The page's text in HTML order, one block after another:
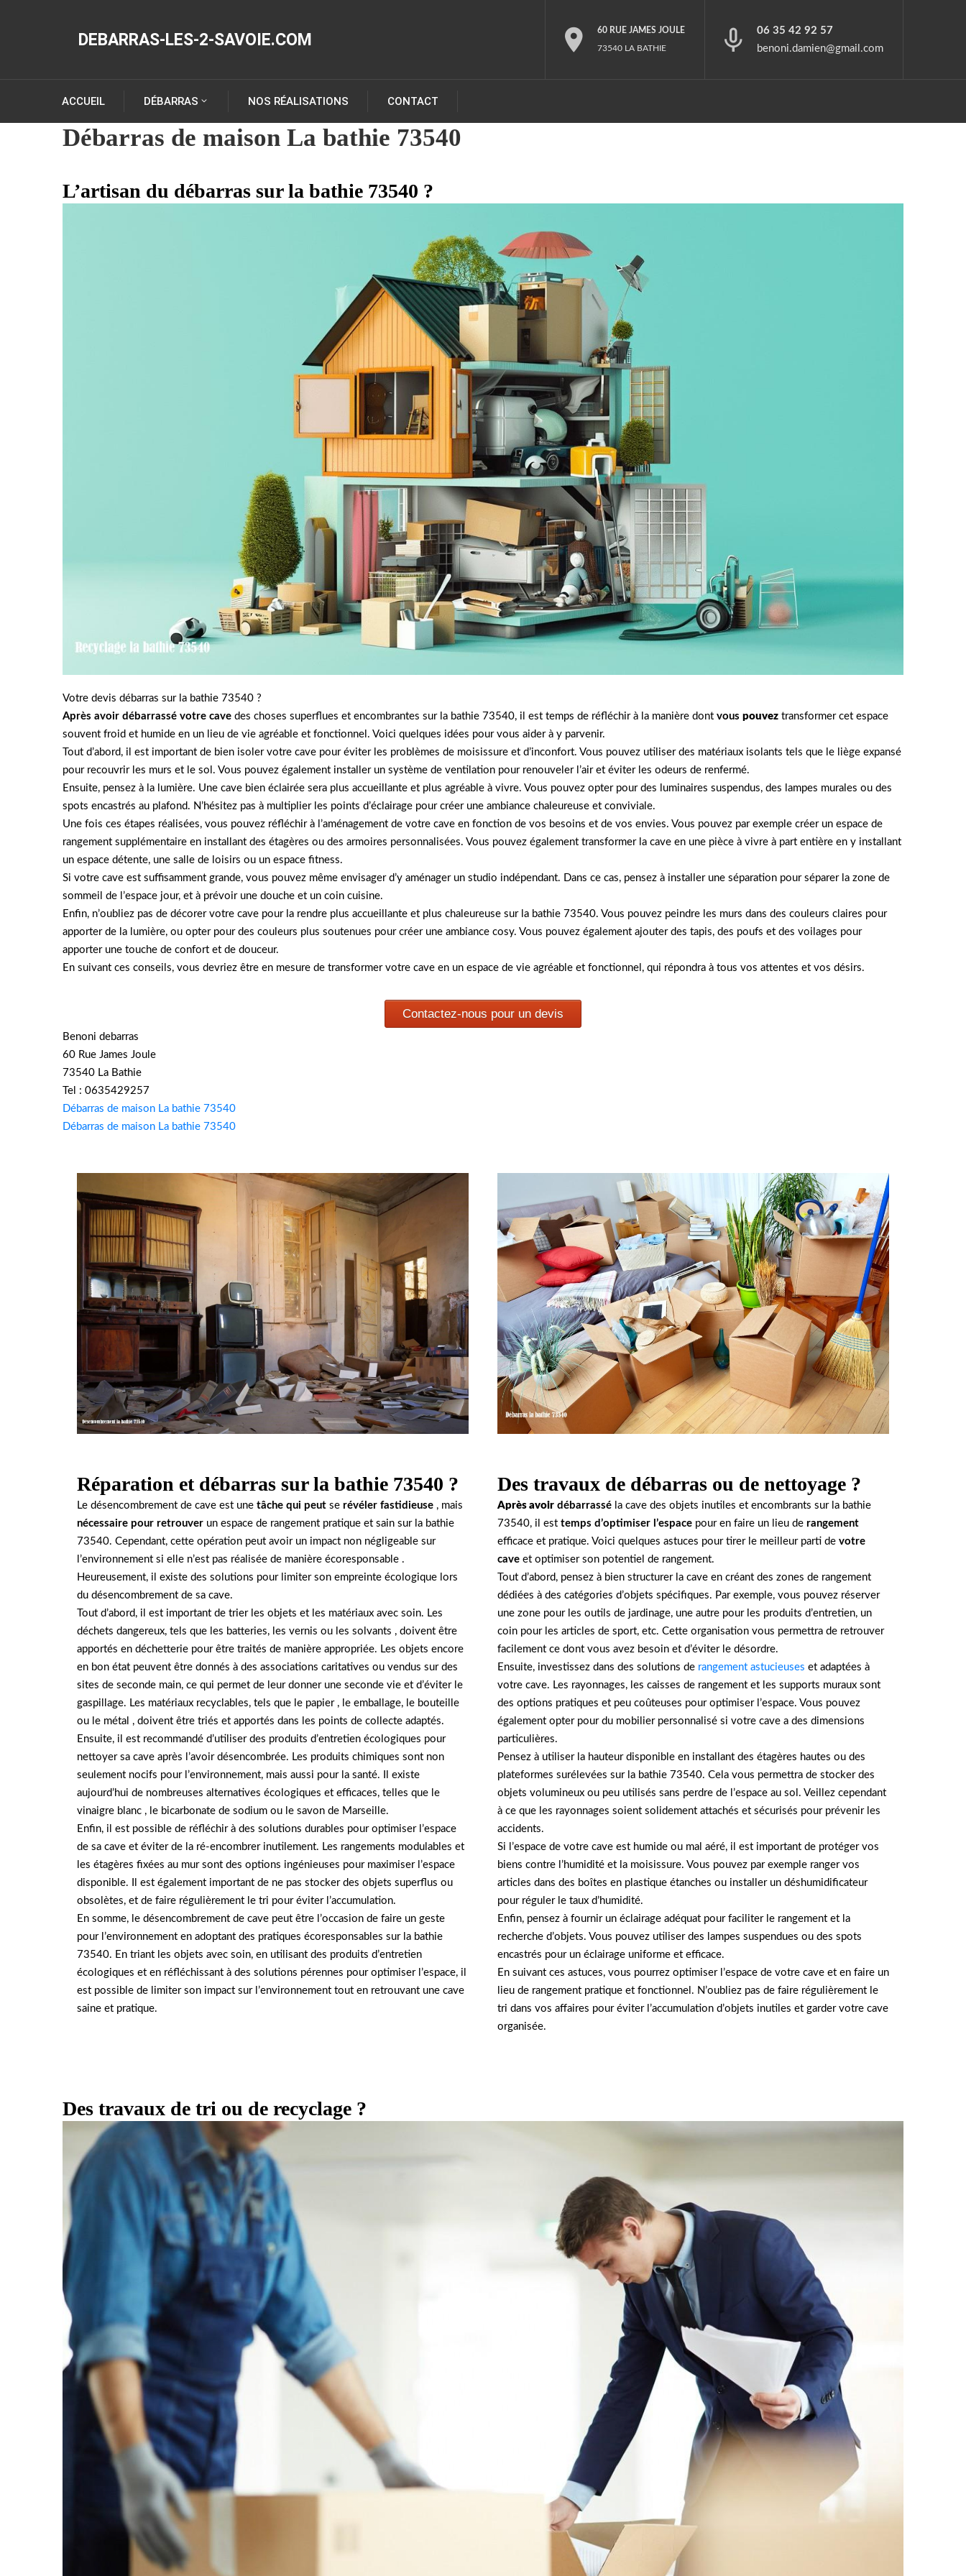
DEBARRAS-LES-2-SAVOIE.COM 60 RUE JAMES JOULE
73540 LA BATHIE
06 35 42 92 57
benoni.damien@gmail.com
ACCUEIL DÉBARRAS NOS RÉALISATIONS CONTACT
Débarras de maison La bathie 73540
L’artisan du débarras sur la bathie 73540 ?
Votre devis débarras sur la bathie 73540 ?
Après avoir débarrassé votre cave des choses superflues et encombrantes sur la bathie 73540, il est temps de réfléchir à la manière dont vous pouvez transformer cet espace
souvent froid et humide en un lieu de vie agréable et fonctionnel. Voici quelques idées pour vous aider à y parvenir.
Tout d’abord, il est important de bien isoler votre cave pour éviter les problèmes de moisissure et d’inconfort. Vous pouvez utiliser des matériaux isolants tels que le liège expansé
pour recouvrir les murs et le sol. Vous pouvez également installer un système de ventilation pour renouveler l’air et éviter les odeurs de renfermé.
Ensuite, pensez à la lumière. Une cave bien éclairée sera plus accueillante et plus agréable à vivre. Vous pouvez opter pour des luminaires suspendus, des lampes murales ou des
spots encastrés au plafond. N’hésitez pas à multiplier les points d’éclairage pour créer une ambiance chaleureuse et conviviale.
Une fois ces étapes réalisées, vous pouvez réfléchir à l’aménagement de votre cave en fonction de vos besoins et de vos envies. Vous pouvez par exemple créer un espace de
rangement supplémentaire en installant des étagères ou des armoires personnalisées. Vous pouvez également transformer la cave en une pièce à vivre à part entière en y installant
un espace détente, une salle de loisirs ou un espace fitness.
Si votre cave est suffisamment grande, vous pouvez même envisager d’y aménager un studio indépendant. Dans ce cas, pensez à installer une séparation pour séparer la zone de
sommeil de l’espace jour, et à prévoir une douche et un coin cuisine.
Enfin, n’oubliez pas de décorer votre cave pour la rendre plus accueillante et plus chaleureuse sur la bathie 73540. Vous pouvez peindre les murs dans des couleurs claires pour
apporter de la lumière, ou opter pour des couleurs plus soutenues pour créer une ambiance cosy. Vous pouvez également ajouter des tapis, des poufs et des voilages pour
apporter une touche de confort et de douceur.
En suivant ces conseils, vous devriez être en mesure de transformer votre cave en un espace de vie agréable et fonctionnel, qui répondra à tous vos attentes et vos désirs.
Contactez-nous pour un devis
Benoni debarras
60 Rue James Joule
73540 La Bathie
Tel : 0635429257
Débarras de maison La bathie 73540
Débarras de maison La bathie 73540
Réparation et débarras sur la bathie 73540 ?
Le désencombrement de cave est une tâche qui peut se révéler fastidieuse , mais
nécessaire pour retrouver un espace de rangement pratique et sain sur la bathie
73540. Cependant, cette opération peut avoir un impact non négligeable sur
l’environnement si elle n’est pas réalisée de manière écoresponsable .
Heureusement, il existe des solutions pour limiter son empreinte écologique lors
du désencombrement de sa cave.
Tout d’abord, il est important de trier les objets et les matériaux avec soin. Les
déchets dangereux, tels que les batteries, les vernis ou les solvants , doivent être
apportés en déchetterie pour être traités de manière appropriée. Les objets encore
en bon état peuvent être donnés à des associations caritatives ou vendus sur des
sites de seconde main, ce qui permet de leur donner une seconde vie et d’éviter le
gaspillage. Les matériaux recyclables, tels que le papier , le emballage, le bouteille
ou le métal , doivent être triés et apportés dans les points de collecte adaptés.
Ensuite, il est recommandé d’utiliser des produits d’entretien écologiques pour
nettoyer sa cave après l’avoir désencombrée. Les produits chimiques sont non
seulement nocifs pour l’environnement, mais aussi pour la santé. Il existe
aujourd’hui de nombreuses alternatives écologiques et efficaces, telles que le
vinaigre blanc , le bicarbonate de sodium ou le savon de Marseille.
Enfin, il est possible de réfléchir à des solutions durables pour optimiser l’espace
de sa cave et éviter de la ré-encombrer inutilement. Les rangements modulables et
les étagères fixées au mur sont des options ingénieuses pour maximiser l’espace
disponible. Il est également important de ne pas stocker des objets superflus ou
obsolètes, et de faire régulièrement le tri pour éviter l’accumulation.
En somme, le désencombrement de cave peut être l’occasion de faire un geste
pour l’environnement en adoptant des pratiques écoresponsables sur la bathie
73540. En triant les objets avec soin, en utilisant des produits d’entretien
écologiques et en réfléchissant à des solutions pérennes pour optimiser l’espace, il
est possible de limiter son impact sur l’environnement tout en retrouvant une cave
saine et pratique.
Des travaux de débarras ou de nettoyage ?
Après avoir débarrassé la cave des objets inutiles et encombrants sur la bathie
73540, il est temps d’optimiser l’espace pour en faire un lieu de rangement
efficace et pratique. Voici quelques astuces pour tirer le meilleur parti de votre
cave et optimiser son potentiel de rangement.
Tout d’abord, pensez à bien structurer la cave en créant des zones de rangement
dédiées à des catégories d’objets spécifiques. Par exemple, vous pouvez réserver
une zone pour les outils de jardinage, une autre pour les produits d’entretien, un
coin pour les articles de sport, etc. Cette organisation vous permettra de retrouver
facilement ce dont vous avez besoin et d’éviter le désordre.
Ensuite, investissez dans des solutions de rangement astucieuses et adaptées à
votre cave. Les rayonnages, les caisses de rangement et les supports muraux sont
des options pratiques et peu coûteuses pour optimiser l’espace. Vous pouvez
également opter pour du mobilier personnalisé si votre cave a des dimensions
particulières.
Pensez à utiliser la hauteur disponible en installant des étagères hautes ou des
plateformes surélevées sur la bathie 73540. Cela vous permettra de stocker des
objets volumineux ou peu utilisés sans perdre de l’espace au sol. Veillez cependant
à ce que les rayonnages soient solidement attachés et sécurisés pour prévenir les
accidents.
Si l’espace de votre cave est humide ou mal aéré, il est important de protéger vos
biens contre l’humidité et la moisissure. Vous pouvez par exemple ranger vos
articles dans des boîtes en plastique étanches ou installer un déshumidificateur
pour réguler le taux d’humidité.
Enfin, pensez à fournir un éclairage adéquat pour faciliter le rangement et la
recherche d’objets. Vous pouvez utiliser des lampes suspendues ou des spots
encastrés pour un éclairage uniforme et efficace.
En suivant ces astuces, vous pourrez optimiser l’espace de votre cave et en faire un
lieu de rangement pratique et fonctionnel. N’oubliez pas de faire régulièrement le
tri dans vos affaires pour éviter l’accumulation d’objets inutiles et garder votre cave
organisée.
Des travaux de tri ou de recyclage ?